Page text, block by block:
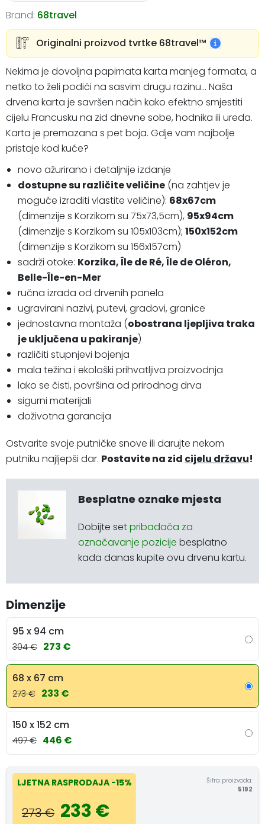
Brand: 68travel
Originalni proizvod tvrtke 68travel™️
Nekima je dovoljna papirnata karta manjeg formata, a
netko to želi podići na sasvim drugu razinu... Naša
drvena karta je savršen način kako efektno smjestiti
cijelu Francusku na zid dnevne sobe, hodnika ili ureda.
Karta je premazana s pet boja. Gdje vam najbolje
pristaje kod kuće?
novo ažurirano i detaljnije izdanje
dostupne su različite veličine (na zahtjev je
moguće izraditi vlastite veličine): 68x67cm
(dimenzije s Korzikom su 75x73,5cm), 95x94cm
(dimenzije s Korzikom su 105x103cm); 150x152cm
(dimenzije s Korzikom su 156x157cm)
sadrži otoke: Korzika, Île de Ré, Île de Oléron,
Belle-Île-en-Mer
ručna izrada od drvenih panela
ugravirani nazivi, putevi, gradovi, granice
jednostavna montaža (obostrana ljepljiva traka
je uključena u pakiranje)
različiti stupnjevi bojenja
mala težina i ekološki prihvatljiva proizvodnja
lako se čisti, površina od prirodnog drva
sigurni materijali
doživotna garancija
Ostvarite svoje putničke snove ili darujte nekom
putniku najljepši dar. Postavite na zid cijelu državu!
Besplatne oznake mjesta
Dobijte setpribadača za
označavanje pozicije besplatno
kada danas kupite ovu drvenu kartu.
Dimenzije
95 x 94 cm
304 € 273 €
68 x 67 cm
273 € 233 €
150 x 152 cm
497 € 446 €
LJETNA RASPRODAJA -15%
273 € 233 €
Šifra proizvoda:
5192